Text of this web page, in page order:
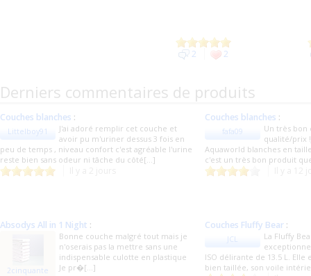
2 2
Derniers commentaires de produits
Couches blanches :
Littelboy91
J'ai adoré remplir cet couche et
avoir pu m'uriner dessus 3 fois en
peu de temps , niveau confort c'est agréable l'urine
reste bien sans odeur ni tâche du côté[...]
Couches blanches :
fafa09
Un très
qualité/prix
Aquaworld blanches en
c'est un très bon produit
Absodys All in 1 Night :
2cinquante
Bonne couche malgré tout mais je
n'oserais pas la mettre sans une
indispensable culotte en plastique
Je pr�[...]
Couches Fluffy Bear :
JCL
La Fluffy
ISO délirante de 13.5 L.
bien taillée, son voile